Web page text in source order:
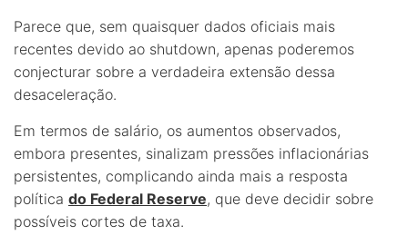
Parece que, sem quaisquer dados oficiais mais
recentes devido ao shutdown, apenas poderemos
conjecturar sobre a verdadeira extensão dessa
desaceleração.
Em termos de salário, os aumentos observados,
embora presentes, sinalizam pressões inflacionárias
persistentes, complicando ainda mais a resposta
política do Federal Reserve, que deve decidir sobre
possíveis cortes de taxa.